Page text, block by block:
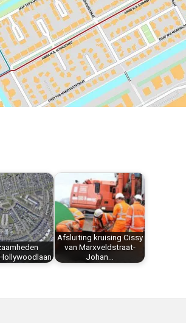
Afsluiting kruising Cissy
van Marxveldstraat-
Johan…